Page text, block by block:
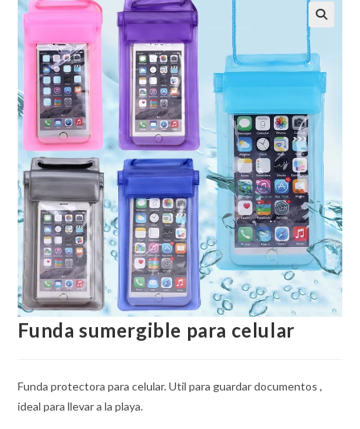
Funda sumergible para celular
Funda protectora para celular. Util para guardar documentos ,
ideal para llevar a la playa.